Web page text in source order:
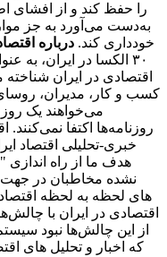
را حفظ کند و از افشای
به‌دست می‌آورد به جز
خودداری کند. درباره
۳۰ الکسا در ایران،
اقتصادی در ایران
کسب و کار، مدیران،
می‌خواهند یک روز
روزنامه‌ها اکتفا نمی‌کنند.
هدف ما از راه اندازی "
نشده مخاطبان در جهت
های لحظه به لحظه
اقتصادی در ایران با
از این چالش‌ها نبود
که اخبار و تحلیل های